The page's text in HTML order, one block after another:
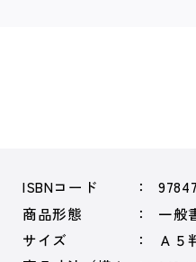
ISBNコード
商品形態
一般
サイズ
Ａ５